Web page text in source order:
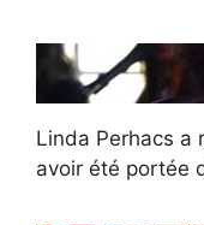
Linda Perhacs a
avoir été portée